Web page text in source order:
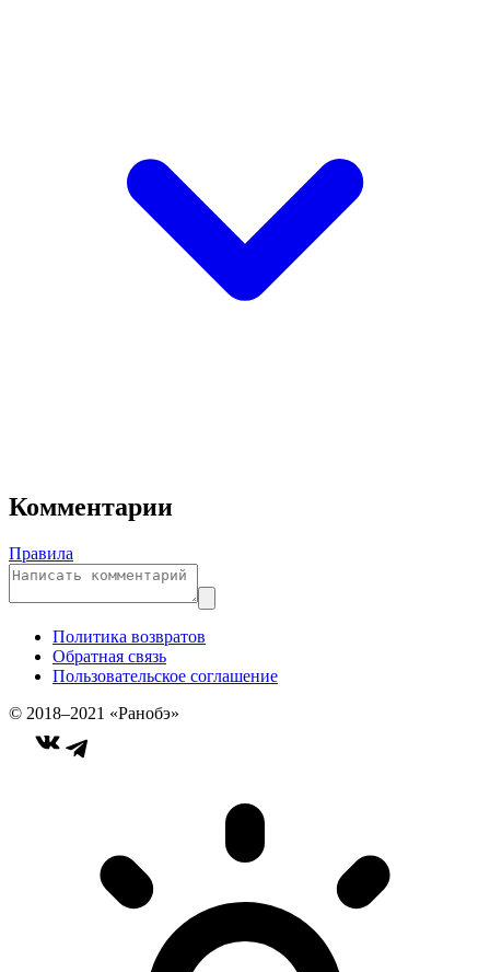
Комментарии
Правила
Политика возвратов
Обратная связь
Пользовательское соглашение
© 2018–2021 «Ранобэ»